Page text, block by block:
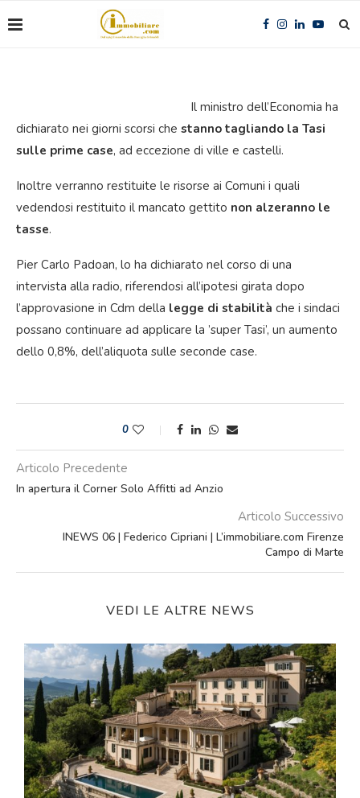
Il ministro dell’Economia ha
dichiarato nei giorni scorsi che stanno tagliando la Tasi
sulle prime case, ad eccezione di ville e castelli.
Inoltre verranno restituite le risorse ai Comuni i quali
vedendosi restituito il mancato gettito non alzeranno le
tasse.
Pier Carlo Padoan, lo ha dichiarato nel corso di una
intervista alla radio, riferendosi all’ipotesi girata dopo
l’approvasione in Cdm della legge di stabilità che i sindaci
possano continuare ad applicare la ’super Tasi’, un aumento
dello 0,8%, dell’aliquota sulle seconde case.
0
Articolo Precedente
In apertura il Corner Solo Affitti ad Anzio
Articolo Successivo
INEWS 06 | Federico Cipriani | L’immobiliare.com Firenze
Campo di Marte
VEDI LE ALTRE NEWS